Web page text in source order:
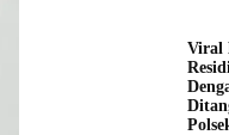
Viral